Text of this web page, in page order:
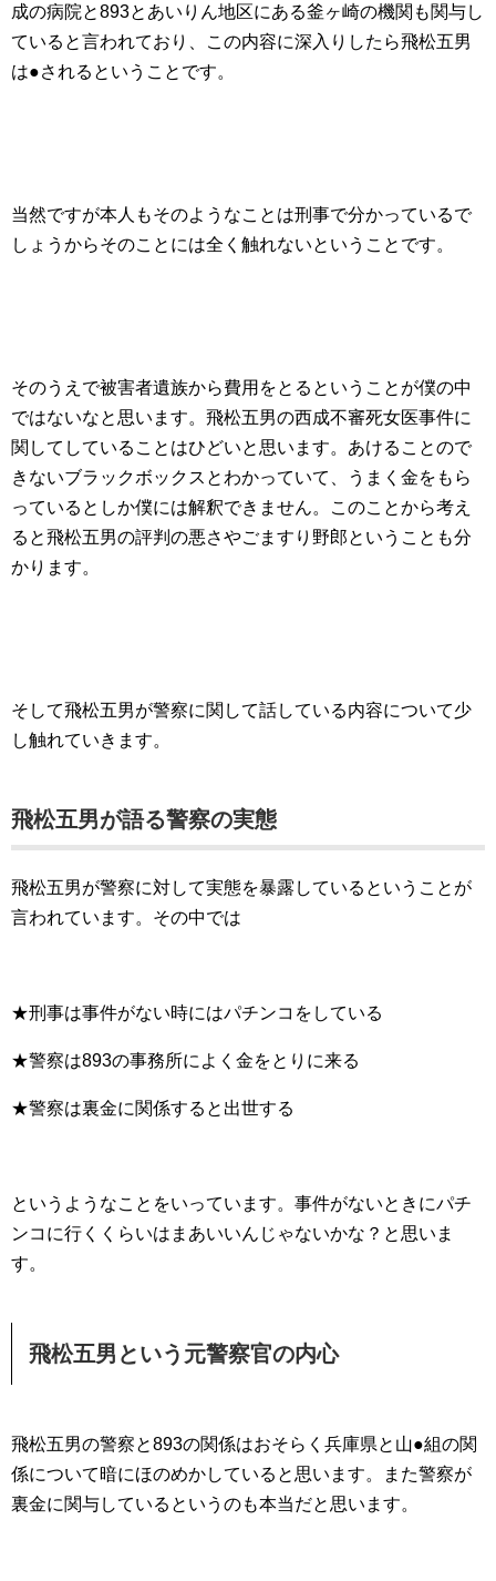
成の病院と893とあいりん地区にある釜ヶ崎の機関も関与し
ていると言われており、この内容に深入りしたら飛松五男
は●されるということです。
当然ですが本人もそのようなことは刑事で分かっているで
しょうからそのことには全く触れないということです。
そのうえで被害者遺族から費用をとるということが僕の中
ではないなと思います。飛松五男の西成不審死女医事件に
関してしていることはひどいと思います。あけることので
きないブラックボックスとわかっていて、うまく金をもら
っているとしか僕には解釈できません。このことから考え
ると飛松五男の評判の悪さやごますり野郎ということも分
かります。
そして飛松五男が警察に関して話している内容について少
し触れていきます。
飛松五男が語る警察の実態
飛松五男が警察に対して実態を暴露しているということが
言われています。その中では
★刑事は事件がない時にはパチンコをしている
★警察は893の事務所によく金をとりに来る
★警察は裏金に関係すると出世する
というようなことをいっています。事件がないときにパチ
ンコに行くくらいはまあいいんじゃないかな？と思いま
す。
飛松五男という元警察官の内心
飛松五男の警察と893の関係はおそらく兵庫県と山●組の関
係について暗にほのめかしていると思います。また警察が
裏金に関与しているというのも本当だと思います。